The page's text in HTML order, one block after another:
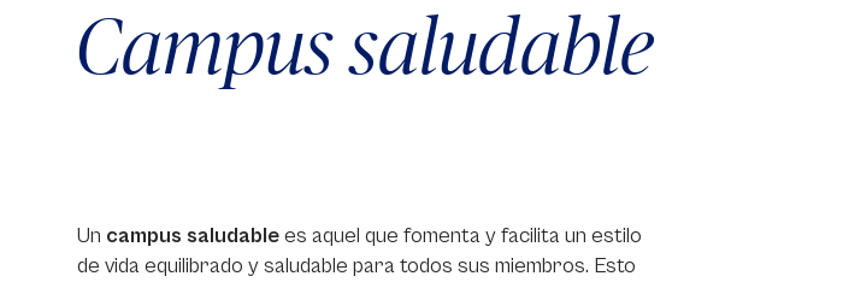
Campus saludable
Un campus saludablees aquel que fomenta y facilita un estilo
de vida equilibrado y saludable para todos sus miembros. Esto